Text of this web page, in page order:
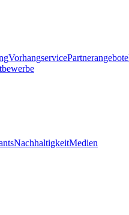
VorhangservicePartnerangebote
NachhaltigkeitMedien